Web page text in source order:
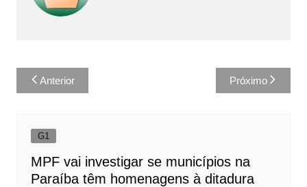
Navegação
de
Anterior Próximo
G1
MPF vai investigar se municípios na
Paraíba têm homenagens à ditadura